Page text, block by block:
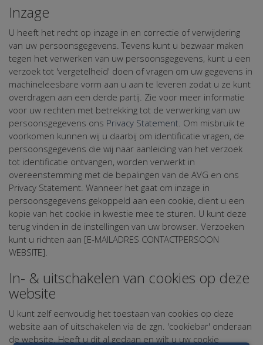
Inzage
U heeft het recht op inzage in en correctie of verwijdering
van uw persoonsgegevens. Tevens kunt u bezwaar maken
tegen het verwerken van uw persoonsgegevens, kunt u een
verzoek tot 'vergetelheid' doen of vragen om uw gegevens in
machineleesbare vorm aan u aan te leveren zodat u ze kunt
overdragen aan een derde partij. Zie voor meer informatie
voor uw rechten met betrekking tot de verwerking van uw
persoonsgegevens ons Privacy Statement . Om misbruik te
voorkomen kunnen wij u daarbij om identificatie vragen, de
persoonsgegevens die wij naar aanleiding van het verzoek
tot identificatie ontvangen, worden verwerkt in
overeenstemming met de bepalingen van de AVG en ons
Privacy Statement. Wanneer het gaat om inzage in
persoonsgegevens gekoppeld aan een cookie, dient u een
kopie van het cookie in kwestie mee te sturen. U kunt deze
terug vinden in de instellingen van uw browser. Verzoeken
kunt u richten aan [E-MAILADRES CONTACTPERSOON
WEBSITE].
In- & uitschakelen van cookies op deze
website
U kunt zelf eenvoudig het toestaan van cookies op deze
website aan of uitschakelen via de zgn. 'cookiebar' onderaan
de website. Heeft u dit al gedaan en wilt u uw cookie